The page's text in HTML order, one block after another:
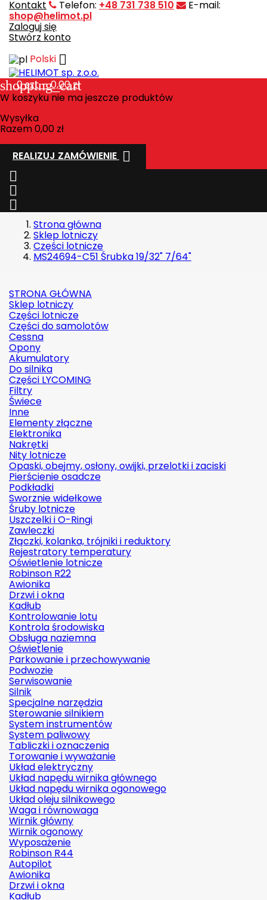
Kontakt Telefon: +48 731 738 510 E-mail:
shop@helimot.pl
Zaloguj się
Stwórz konto
Polski 
shopping_cart
0szt. - 0,00 zł
W koszyku nie ma jeszcze produktów
Wysyłka
Razem0,00 zł
REALIZUJ ZAMÓWIENIE 



Strona główna
Sklep lotniczy
Części lotnicze
MS24694-C51 Śrubka 19/32" 7/64"
STRONA GŁÓWNA
Sklep lotniczy
Części lotnicze
Części do samolotów
Cessna
Opony
Akumulatory
Do silnika
Części LYCOMING
Filtry
Świece
Inne
Elementy złączne
Elektronika
Nakrętki
Nity lotnicze
Opaski, obejmy, osłony, owijki, przelotki i zaciski
Pierścienie osadcze
Podkładki
Sworznie widełkowe
Śruby lotnicze
Uszczelki i O-Ringi
Zawleczki
Złączki, kolanka, trójniki i reduktory
Rejestratory temperatury
Oświetlenie lotnicze
Robinson R22
Awionika
Drzwi i okna
Kadłub
Kontrolowanie lotu
Kontrola środowiska
Obsługa naziemna
Oświetlenie
Parkowanie i przechowywanie
Podwozie
Serwisowanie
Silnik
Specjalne narzędzia
Sterowanie silnikiem
System instrumentów
System paliwowy
Tabliczki i oznaczenia
Torowanie i wyważanie
Układ elektryczny
Układ napędu wirnika głównego
Układ napędu wirnika ogonowego
Układ oleju silnikowego
Waga i równowaga
Wirnik główny
Wirnik ogonowy
Wyposażenie
Robinson R44
Autopilot
Awionika
Drzwi i okna
Kadłub